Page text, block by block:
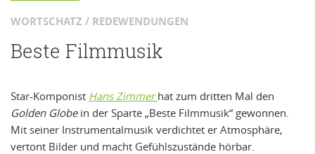
WORTSCHATZ / REDEWENDUNGEN
Beste Filmmusik
Star-Komponist Hans Zimmer hat zum dritten Mal den
Golden Globein der Sparte „Beste Filmmusik“ gewonnen.
Mit seiner Instrumentalmusik verdichtet er Atmosphäre,
vertont Bilder und macht Gefühlszustände hörbar.